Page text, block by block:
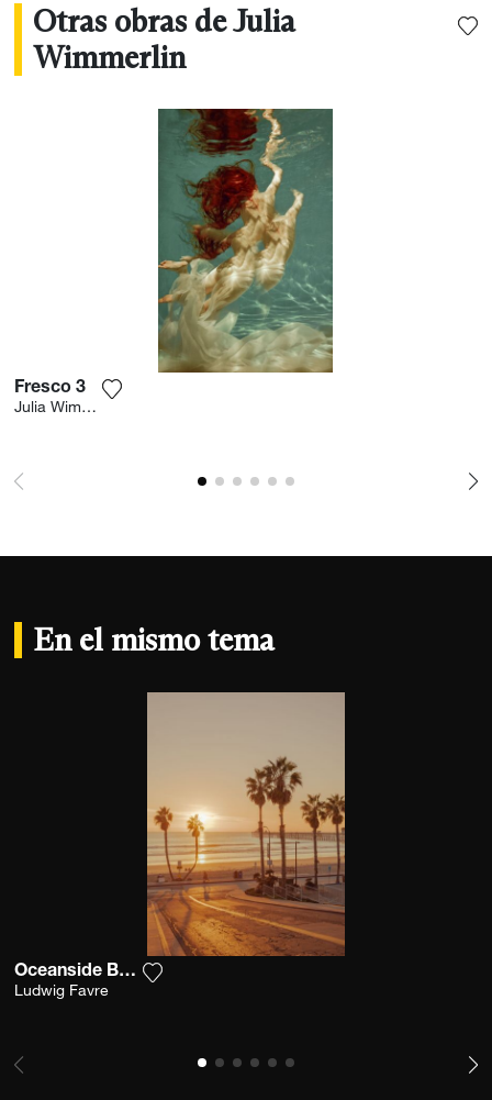
Otras obras de Julia
Wimmerlin
Fresco 3
Julia Wimmerlin
En el mismo tema
Oceanside Boardwalk
Ludwig Favre